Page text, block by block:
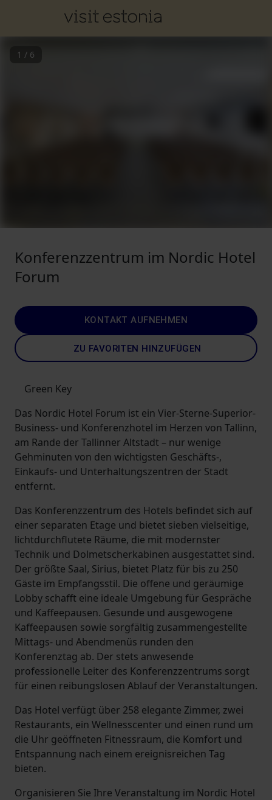
1 / 6
Konferenzzentrum im Nordic Hotel
Forum
KONTAKT AUFNEHMEN
ZU FAVORITEN HINZUFÜGEN
Green Key
Das Nordic Hotel Forum ist ein Vier-Sterne-Superior-
Business- und Konferenzhotel im Herzen von Tallinn,
am Rande der Tallinner Altstadt – nur wenige
Gehminuten von den wichtigsten Geschäfts-,
Einkaufs- und Unterhaltungszentren der Stadt
entfernt.
Das Konferenzzentrum des Hotels befindet sich auf
einer separaten Etage und bietet sieben vielseitige,
lichtdurchflutete Räume, die mit modernster
Technik und Dolmetscherkabinen ausgestattet sind.
Der größte Saal, Sirius, bietet Platz für bis zu 250
Gäste im Empfangsstil. Die offene und geräumige
Lobby schafft eine ideale Umgebung für Gespräche
und Kaffeepausen. Gesunde und ausgewogene
Kaffeepausen sowie sorgfältig zusammengestellte
Mittags- und Abendmenüs runden den
Konferenztag ab. Der stets anwesende
professionelle Leiter des Konferenzzentrums sorgt
für einen reibungslosen Ablauf der Veranstaltungen.
Das Hotel verfügt über 258 elegante Zimmer, zwei
Restaurants, ein Wellnesscenter und einen rund um
die Uhr geöffneten Fitnessraum, die Komfort und
Entspannung nach einem ereignisreichen Tag
bieten.
Organisieren Sie Ihre Veranstaltung im Nordic Hotel